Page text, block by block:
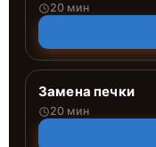
20 мин
Замена печки
20 мин